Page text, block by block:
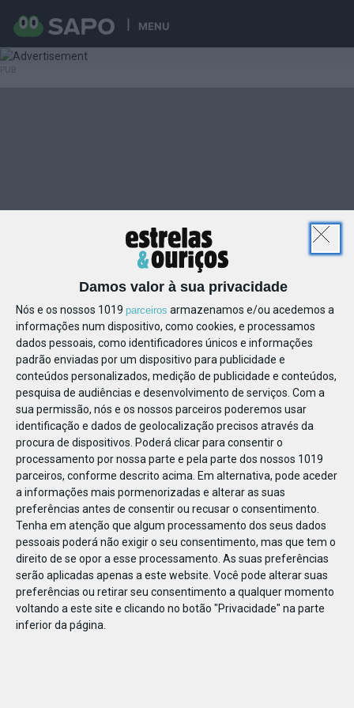
Damos valor à sua privacidade
Nós e os nossos 1019 parceiros armazenamos e/ou acedemos a
informações num dispositivo, como cookies, e processamos
dados pessoais, como identificadores únicos e informações
padrão enviadas por um dispositivo para publicidade e
conteúdos personalizados, medição de publicidade e conteúdos,
pesquisa de audiências e desenvolvimento de serviços. Com a
sua permissão, nós e os nossos parceiros poderemos usar
identificação e dados de geolocalização precisos através da
procura de dispositivos. Poderá clicar para consentir o
processamento por nossa parte e pela parte dos nossos 1019
parceiros, conforme descrito acima. Em alternativa, pode aceder
a informações mais pormenorizadas e alterar as suas
preferências antes de consentir ou recusar o consentimento.
Tenha em atenção que algum processamento dos seus dados
pessoais poderá não exigir o seu consentimento, mas que tem o
direito de se opor a esse processamento. As suas preferências
serão aplicadas apenas a este website. Você pode alterar suas
preferências ou retirar seu consentimento a qualquer momento
voltando a este site e clicando no botão "Privacidade" na parte
inferior da página.
MENU
631051186275286